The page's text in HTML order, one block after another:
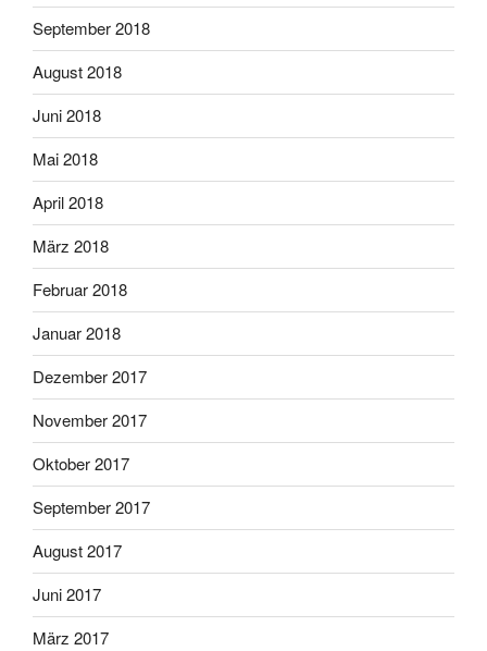
September 2018
August 2018
Juni 2018
Mai 2018
April 2018
März 2018
Februar 2018
Januar 2018
Dezember 2017
November 2017
Oktober 2017
September 2017
August 2017
Juni 2017
März 2017